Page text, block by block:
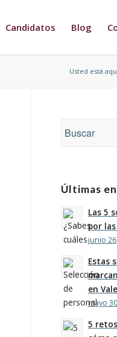
Candidatos Blog
Usted está
Últimas
Las 5
por
junio
Estas
en
mayo
5